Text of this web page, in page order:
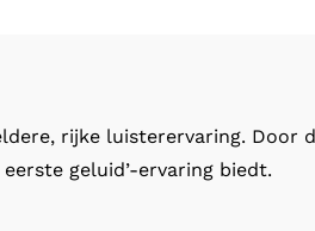
rijke luisterervaring. Door
geluid’-ervaring biedt.